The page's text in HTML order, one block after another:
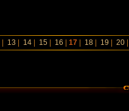
13 14 15 16 |17 18 19 |20